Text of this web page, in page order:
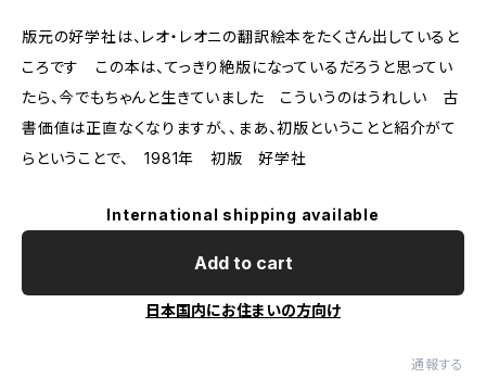
版元の好学社は、レオ・レオニの翻訳絵本をたくさん出していると
ころです この本は、てっきり絶版になっているだろうと思ってい
たら、今でもちゃんと生きていました こういうのはうれしい 古
書価値は正直なくなりますが、、まあ、初版ということと紹介がて
らということで、 1981年 初版 好学社
International shipping available
Add to cart
日本国内にお住まいの方向け
通報する